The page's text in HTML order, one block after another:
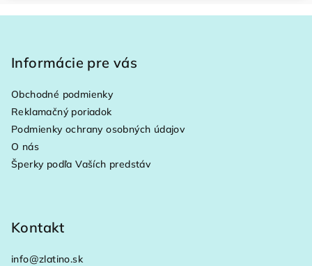
Informácie pre vás
Obchodné podmienky
Reklamačný poriadok
Podmienky ochrany osobných údajov
O nás
Šperky podľa Vaších predstáv
Kontakt
info@zlatino.sk